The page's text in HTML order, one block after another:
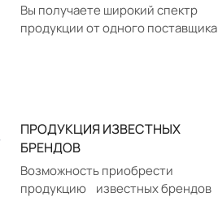
Вы получаете широкий спектр
продукции от одного поставщика
ПРОДУКЦИЯ ИЗВЕСТНЫХ
БРЕНДОВ
Возможность приобрести
продукцию известных брендов